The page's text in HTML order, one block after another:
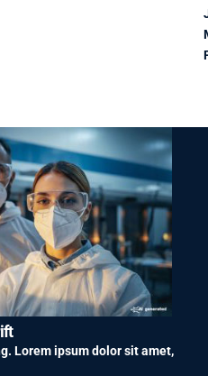
Lorem ipsum dolor sit amet,